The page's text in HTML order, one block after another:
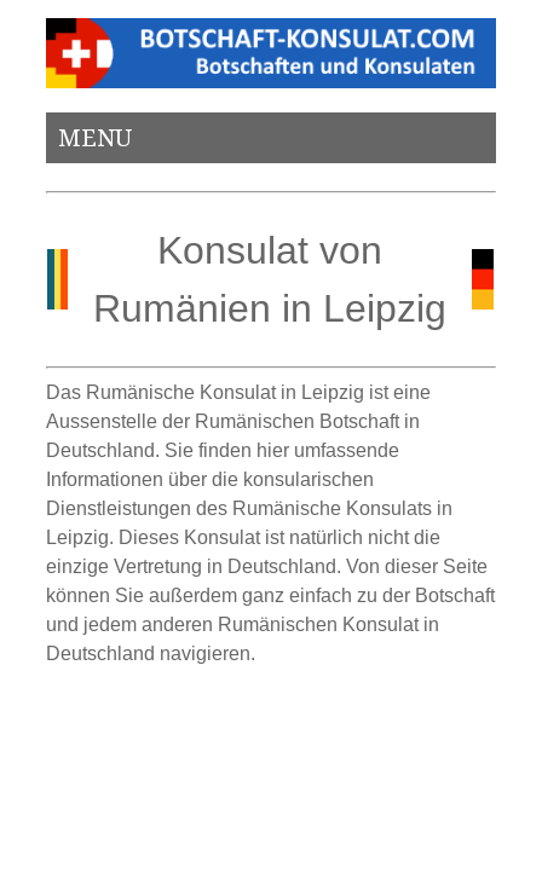
MENU
Konsulat von
Rumänien in Leipzig
Das Rumänische Konsulat in Leipzig ist eine
Aussenstelle der Rumänischen Botschaft in
Deutschland. Sie finden hier umfassende
Informationen über die konsularischen
Dienstleistungen des Rumänische Konsulats in
Leipzig. Dieses Konsulat ist natürlich nicht die
einzige Vertretung in Deutschland. Von dieser Seite
können Sie außerdem ganz einfach zu der Botschaft
und jedem anderen Rumänischen Konsulat in
Deutschland navigieren.